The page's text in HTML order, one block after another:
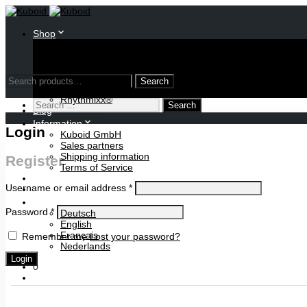
Shop
Publications
Rhythmixx®
Blog
Information
Kuboid GmbH
Sales partners
Shipping information
Terms of Service
Contact
Deutsch
English
Français
Nederlands
0
Search
Search
for:
Login
Register
Username or email address *
Password*
Remember meLost your password?
Login